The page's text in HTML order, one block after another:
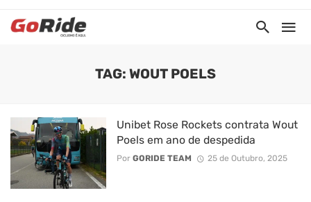
TAG: WOUT POELS
Unibet Rose Rockets contrata Wout
Poels em ano de despedida
Por GORIDE TEAM 25 de Outubro, 2025